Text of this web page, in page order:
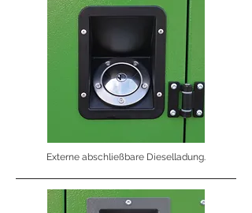
Externe abschließbare Dieselladung.